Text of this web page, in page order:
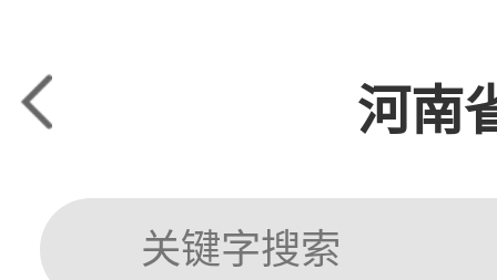
河南